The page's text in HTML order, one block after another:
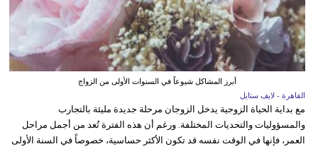
أبرز المشاكل شيوعاً في السنوات الأولى من الزواج
القاهرة - لايف ستايل
مع بداية الحياة الزوجية يدخل الزوجان مرحلة جديدة مليئة بالتجارب
والمسؤوليات والتحديات المختلفة. ورغم أن هذه الفترة تُعد من أجمل مراحل
العمر، فإنها في الوقت نفسه قد تكون الأكثر حساسية، خصوصاً في السنة الأولى